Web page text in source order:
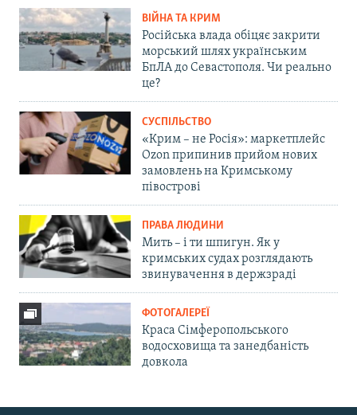
ВІЙНА ТА КРИМ
Російська влада обіцяє закрити
морський шлях українським
БпЛА до Севастополя. Чи реально
це?
СУСПІЛЬСТВО
«Крим – не Росія»: маркетплейс
Ozon припинив прийом нових
замовлень на Кримському
півострові
ПРАВА ЛЮДИНИ
Мить – і ти шпигун. Як у
кримських судах розглядають
звинувачення в держзраді
ФОТОГАЛЕРЕЇ
Краса Сімферопольського
водосховища та занедбаність
довкола